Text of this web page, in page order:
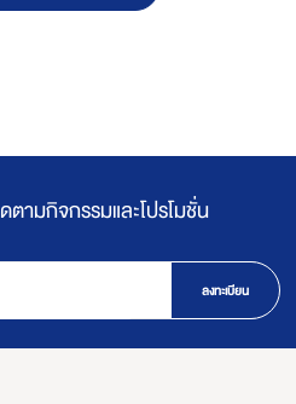
ตามกิจกรรมและโปรโมชั่น
ลงทะเบียน